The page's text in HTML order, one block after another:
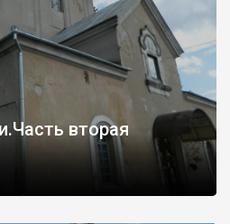
вторая